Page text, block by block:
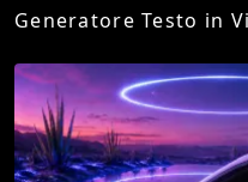
Generatore Testo in